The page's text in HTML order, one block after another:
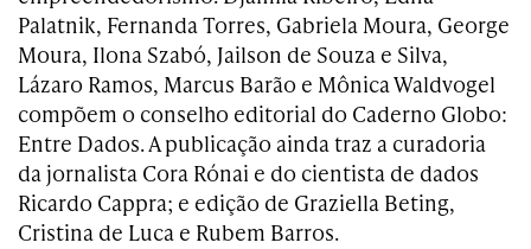
Palatnik, Fernanda Torres, Gabriela Moura, George
Moura, Ilona Szabó, Jailson de Souza e Silva,
Lázaro Ramos, Marcus Barão e Mônica Waldvogel
compõem o conselho editorial do Caderno Globo:
Entre Dados. A publicação ainda traz a curadoria
da jornalista Cora Rónai e do cientista de dados
Ricardo Cappra; e edição de Graziella Beting,
Cristina de Luca e Rubem Barros.